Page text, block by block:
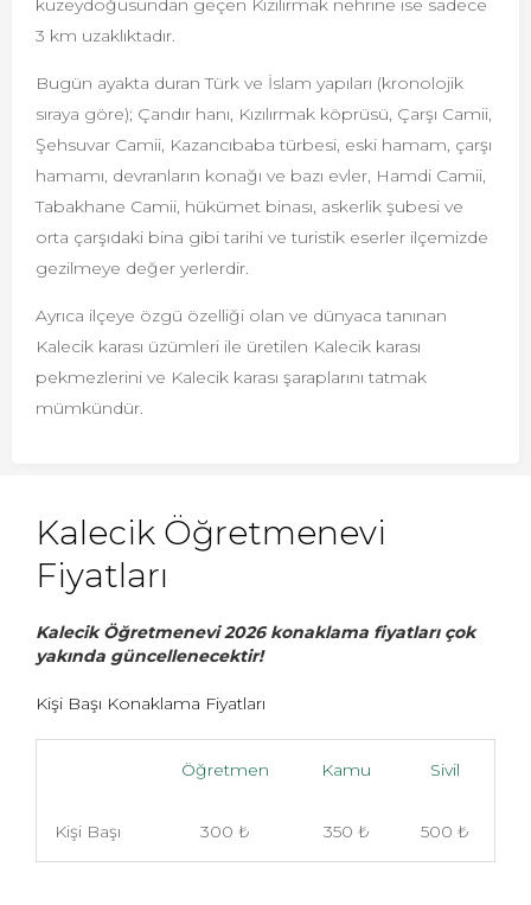
kuzeydoğusundan geçen Kızılırmak nehrine ise sadece
3 km uzaklıktadır.
Bugün ayakta duran Türk ve İslam yapıları (kronolojik
sıraya göre); Çandır hanı, Kızılırmak köprüsü, Çarşı Camii,
Şehsuvar Camii, Kazancıbaba türbesi, eski hamam, çarşı
hamamı, devranların konağı ve bazı evler, Hamdi Camii,
Tabakhane Camii, hükümet binası, askerlik şubesi ve
orta çarşıdaki bina gibi tarihi ve turistik eserler ilçemizde
gezilmeye değer yerlerdir.
Ayrıca ilçeye özgü özelliği olan ve dünyaca tanınan
Kalecik karası üzümleri ile üretilen Kalecik karası
pekmezlerini ve Kalecik karası şaraplarını tatmak
mümkündür.
Kalecik Öğretmenevi
Fiyatları
Kalecik Öğretmenevi 2026 konaklama fiyatları çok
yakında güncellenecektir!
Kişi Başı Konaklama Fiyatları
Öğretmen Kamu Sivil
Kişi Başı 300 ₺ 350 ₺ 500 ₺